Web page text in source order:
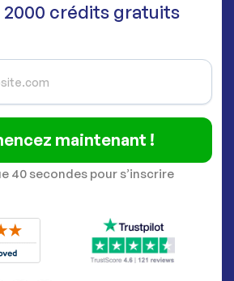
crédits gratuits
maintenant !
40 secondes pour s’inscrire